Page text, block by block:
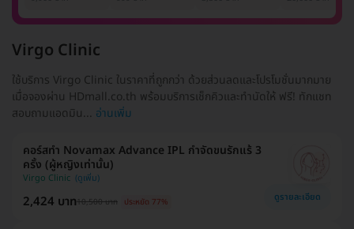
ครั้ง
Virgo Clinic
ใช้บริการ Virgo Clinic ในราคาที่ถูกกว่า ด้วยส่วนลดและโปรโมชั่นมากมาย
เมื่อจองผ่าน HDmall.co.th พร้อมบริการเช็กคิวและทำนัดให้ ฟรี! ทักแชท
สอบถามแอดมิน... อ่านเพิ่ม
คอร์สทำ Novamax Advance IPL กำจัดขนรักแร้ 3
ครั้ง (ผู้หญิงเท่านั้น)
Virgo Clinic
2,424 บาท10,500 บาท ประหยัด 77% ดูรายละเอียด